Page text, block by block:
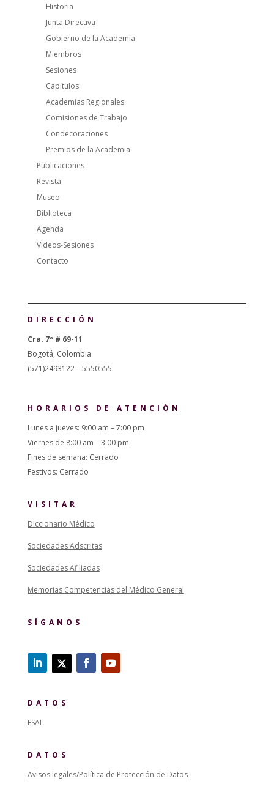
Historia
Junta Directiva
Gobierno de la Academia
Miembros
Sesiones
Capítulos
Academias Regionales
Comisiones de Trabajo
Condecoraciones
Premios de la Academia
Publicaciones
Revista
Museo
Biblioteca
Agenda
Videos-Sesiones
Contacto
DIRECCIÓN
Cra. 7ª # 69-11
Bogotá, Colombia
(571)2493122 – 5550555
HORARIOS DE ATENCIÓN
Lunes a jueves: 9:00 am – 7:00 pm
Viernes de 8:00 am – 3:00 pm
Fines de semana: Cerrado
Festivos: Cerrado
VISITAR
Diccionario Médico
Sociedades Adscritas
Sociedades Afiliadas
Memorias Competencias del Médico General
SÍGANOS
DATOS
ESAL
DATOS
Avisos legales/Política de Protección de Datos